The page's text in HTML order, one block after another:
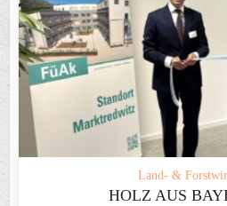
Land- &
HOLZ AUS